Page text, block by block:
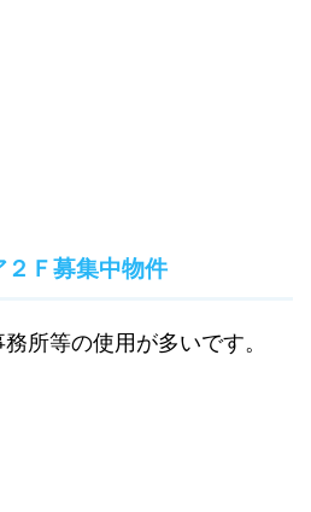
Ｆ募集中物件
所等の使用が多いです。